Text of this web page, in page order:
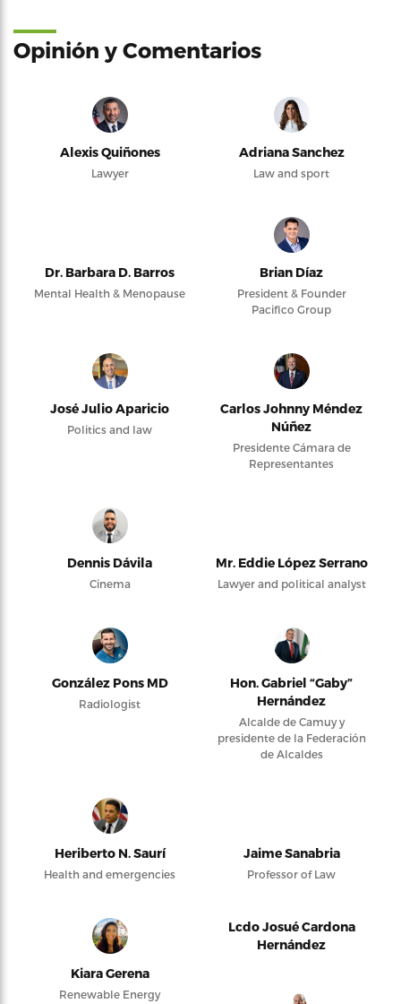
Opinión y Comentarios
Alexis Quiñones
Lawyer
Adriana Sanchez
Law and sport
Dr. Barbara D. Barros
Mental Health & Menopause
Brian Díaz
President & Founder
Pacifico Group
José Julio Aparicio
Politics and law
Carlos Johnny Méndez
Núñez
Presidente Cámara de
Representantes
Dennis Dávila
Cinema
Mr. Eddie López Serrano
Lawyer and political analyst
González Pons MD
Radiologist
Hon. Gabriel “Gaby”
Hernández
Alcalde de Camuy y
presidente de la Federación
de Alcaldes
Heriberto N. Saurí
Health and emergencies
Jaime Sanabria
Professor of Law
Kiara Gerena
Renewable Energy
Lcdo Josué Cardona
Hernández